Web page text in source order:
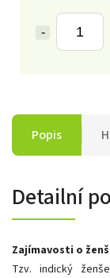
Popis
Detailní
Zajímavosti o
Tzv. indický